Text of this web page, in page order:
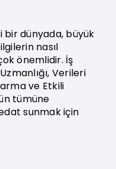
bir dünyada, büyük
nasıl
önemlidir. İş
Verileri
ve Etkili
tümüne
sunmak için